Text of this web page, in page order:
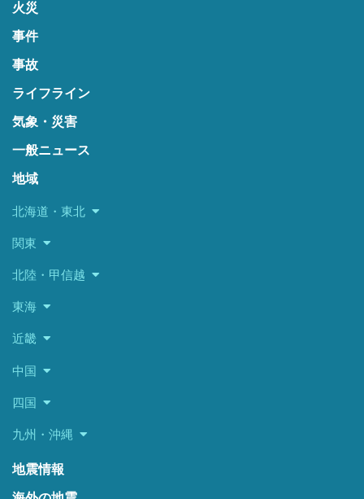
火災
事件
事故
ライフライン
気象・災害
一般ニュース
地域
北海道・東北
関東
北陸・甲信越
東海
近畿
中国
四国
九州・沖縄
地震情報